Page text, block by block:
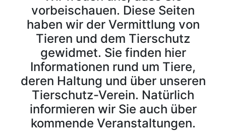
vorbeischauen. Diese Seiten
haben wir der Vermittlung von
Tieren und dem Tierschutz
gewidmet. Sie finden hier
Informationen rund um Tiere,
deren Haltung und über unseren
Tierschutz-Verein. Natürlich
informieren wir Sie auch über
kommende Veranstaltungen.